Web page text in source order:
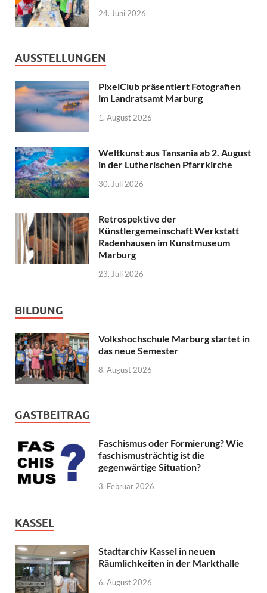
24. Juni 2026
AUSSTELLUNGEN
PixelClub präsentiert Fotografien
im Landratsamt Marburg
1. August 2026
Weltkunst aus Tansania ab 2. August
in der Lutherischen Pfarrkirche
30. Juli 2026
Retrospektive der
Künstlergemeinschaft Werkstatt
Radenhausen im Kunstmuseum
Marburg
23. Juli 2026
BILDUNG
Volkshochschule Marburg startet in
das neue Semester
8. August 2026
GASTBEITRAG
Faschismus oder Formierung? Wie
faschismusträchtig ist die
gegenwärtige Situation?
3. Februar 2026
KASSEL
Stadtarchiv Kassel in neuen
Räumlichkeiten in der Markthalle
6. August 2026